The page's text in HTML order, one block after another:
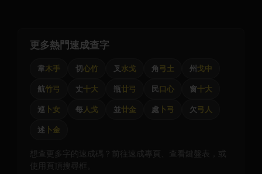
更多熱門速成查字
韋木手 切心竹 叉 水戈 角弓土 州 戈中
航竹弓 丈十大 瓶廿弓 民口心 窗十大
巡 卜女 每人戈 並廿金 處 卜弓 欠弓人
述 卜金
想查更多字的速成碼？前往速成專頁、查看鍵盤表，或
使用頁頂搜尋框。